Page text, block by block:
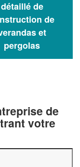
détaillé de
de
et
pergolas
de
votre